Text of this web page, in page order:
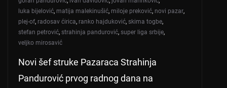
luka bijelović, matija malekinušić, miloje preković, novi pazar,
plej-of, radosav ćirica, ranko hajduković, skima togbe,
stefan petrović, strahinja pandurović, super liga srbije,
veljko mirosavić
Novi šef struke Pazaraca Strahinja
Pandurović prvog radnog dana na